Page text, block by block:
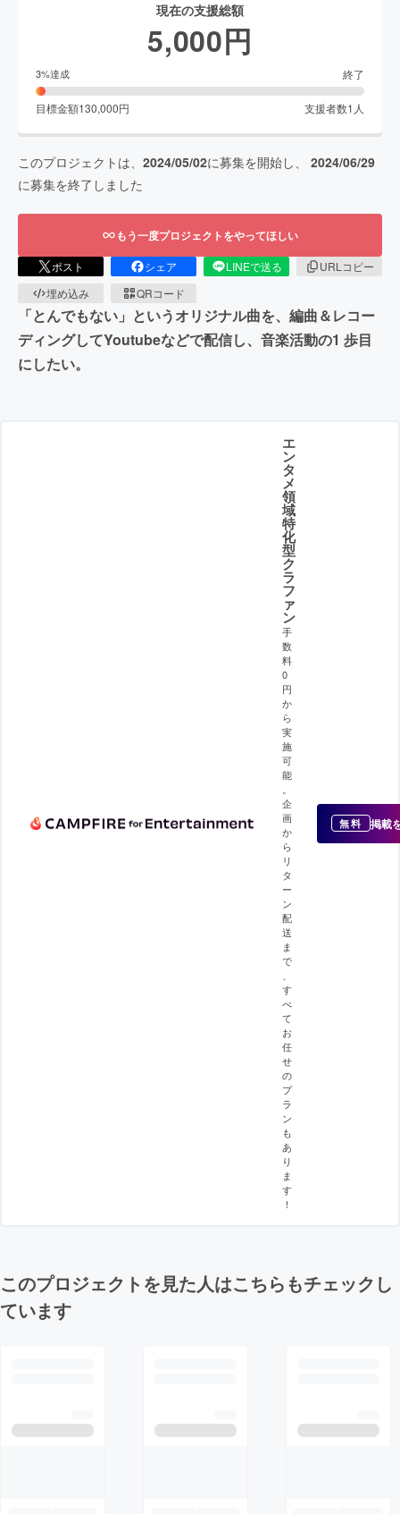
現在の支援総額
5,000円
3%達成 終了
目標金額130,000円 支援者数1 人
このプロジェクトは、 2024/05/02に募集を開始し、 2024/06/29
に募集を終了しました
もう一度プロジェクトをやってほしい
ポスト シェア LINEで送る
URLコピー
埋め込み
QRコード
「とんでもない」というオリジナル曲を、編曲＆レコー
ディングしてYoutubeなどで配信し、音楽活動の1 歩目
にしたい。
エ
ン
タ
メ
領
域
特
化
型
ク
ラ
フ
ァ
ン
手
数
料
0
円
か
ら
実
施
可
能
企
画
か
ら
リ
タ
ー
ン
配
送
ま
で
す
べ
て
お
任
せ
の
プ
ラ
ン
も
あ
り
ま
す
！
無料 掲載
このプロジェクトを見た人はこちらもチェックし
ています